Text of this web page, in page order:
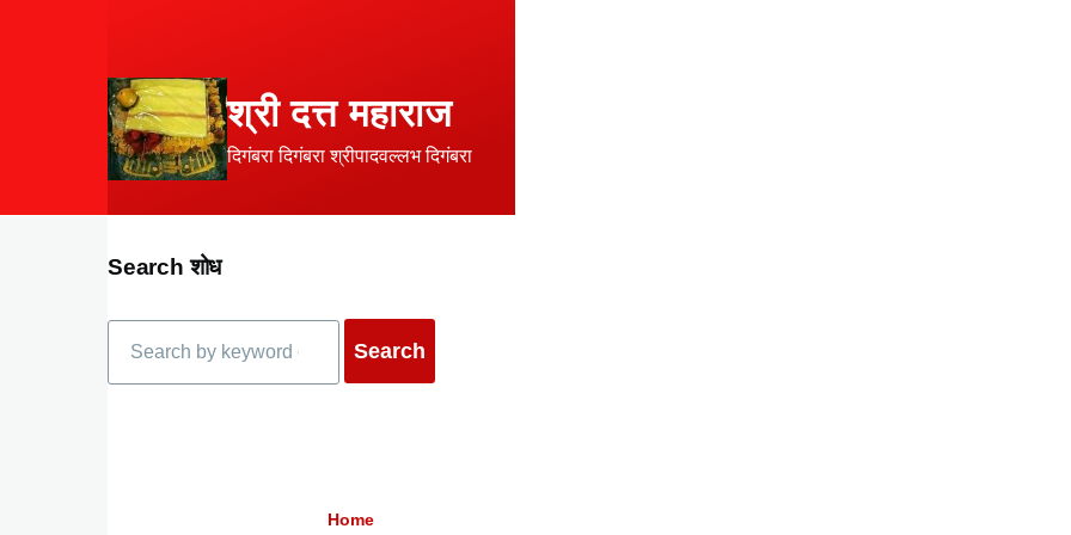
श्री दत्त महाराज
दिगंबरा दिगंबरा श्रीपादवल्लभ दिगंबरा
Search शोध
Breadcrumb
Home